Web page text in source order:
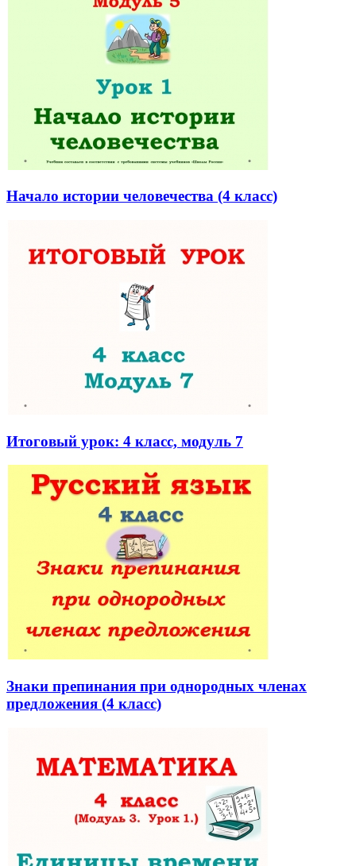
Начало истории человечества (4 класс)
Итоговый урок: 4 класс, модуль 7
Знаки препинания при однородных членах
предложения (4 класс)